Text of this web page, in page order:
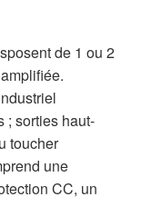
de 1 ou 2
; sorties haut-
toucher
une
CC, un